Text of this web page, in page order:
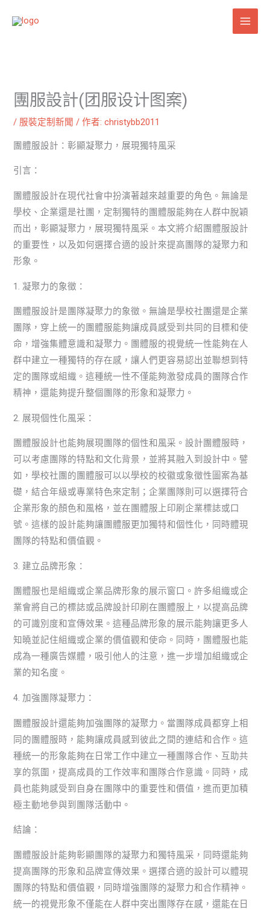
團服設計(团服设计图案)
/ 服裝定制新聞 / 作者:christybb2011
團體服設計：彰顯凝聚力，展現獨特風采
引言：
團體服設計在現代社會中扮演著越來越重要的角色。無論是
學校、企業還是社團，定制獨特的團體服能夠在人群中脫穎
而出，彰顯凝聚力，展現獨特風采。本文將介紹團體服設計
的重要性，以及如何選擇合適的設計來提高團隊的凝聚力和
形象。
1. 凝聚力的象徵：
團體服設計是團隊凝聚力的象徵。無論是學校社團還是企業
團隊，穿上統一的團體服能夠讓成員感受到共同的目標和使
命，增強集體意識和凝聚力。團體服的視覺統一性能夠在人
群中建立一種獨特的存在感，讓人們更容易認出並聯想到特
定的團隊或組織。這種統一性不僅能夠激發成員的團隊合作
精神，還能夠提升整個團隊的形象和凝聚力。
2. 展現個性化風采：
團體服設計也能夠展現團隊的個性和風采。設計團體服時，
可以考慮團隊的特點和文化背景，並將其融入到設計中。譬
如，學校社團的團體服可以以學校的校徽或象徵性圖案為基
礎，結合年級或專業特色來定制；企業團隊則可以選擇符合
企業形象的顏色和風格，並在團體服上印刷企業標誌或口
號。這樣的設計能夠讓團體服更加獨特和個性化，同時體現
團隊的特點和價值觀。
3. 建立品牌形象：
團體服也是組織或企業品牌形象的展示窗口。許多組織或企
業會將自己的標誌或品牌設計印刷在團體服上，以提高品牌
的可識別度和宣傳效果。這種品牌形象的展示能夠讓更多人
知曉並記住組織或企業的價值觀和使命。同時，團體服也能
成為一種廣告媒體，吸引他人的注意，進一步增加組織或企
業的知名度。
4. 加強團隊凝聚力：
團體服設計還能夠加強團隊的凝聚力。當團隊成員都穿上相
同的團體服時，能夠讓成員感到彼此之間的連結和合作。這
種統一的形象能夠在日常工作中建立一種團隊合作、互助共
享的氛圍，提高成員的工作效率和團隊合作意識。同時，成
員也能夠感受到自身在團隊中的重要性和價值，進而更加積
極主動地參與到團隊活動中。
結論：
團體服設計能夠彰顯團隊的凝聚力和獨特風采，同時還能夠
提高團隊的形象和品牌宣傳效果。選擇合適的設計可以體現
團隊的特點和價值觀，同時增強團隊的凝聚力和合作精神。
統一的視覺形象不僅能在人群中突出團隊存在感，還能在日